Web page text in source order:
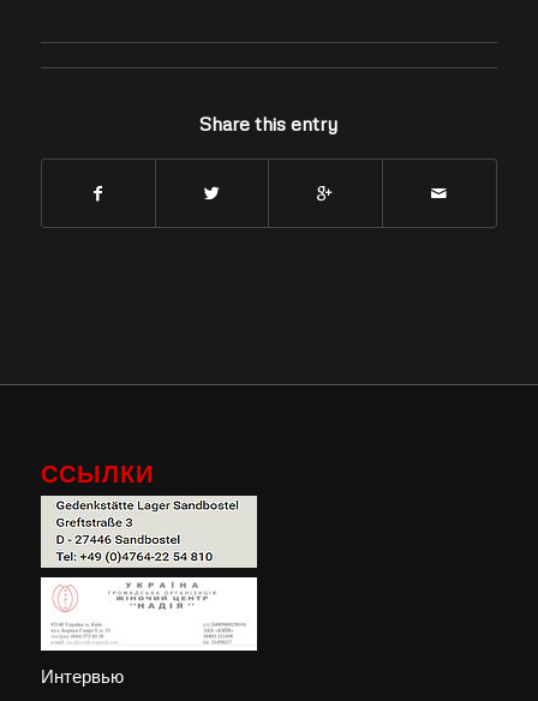
Share this entry
ССЫЛКИ
Интервью